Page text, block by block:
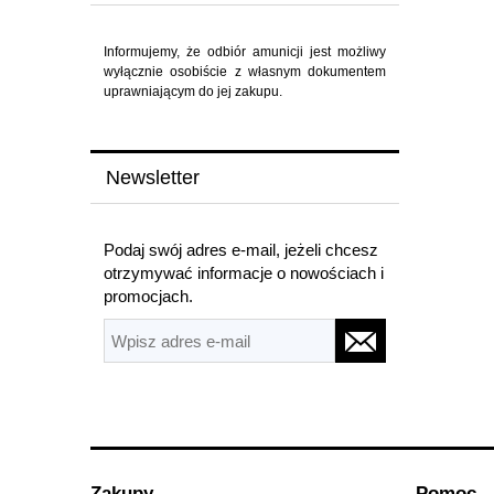
Informujemy, że odbiór amunicji jest możliwy
wyłącznie osobiście z własnym dokumentem
uprawniającym do jej zakupu.
Newsletter
Podaj swój adres e-mail, jeżeli chcesz
otrzymywać informacje o nowościach i
promocjach.